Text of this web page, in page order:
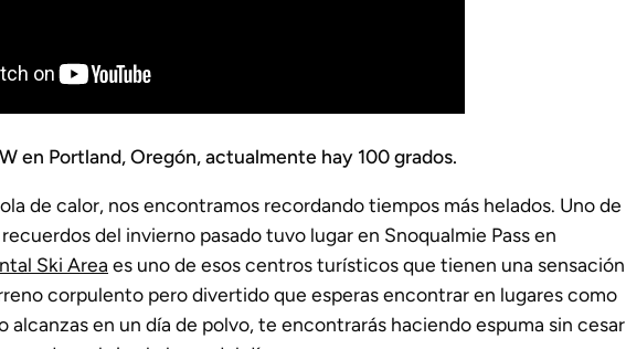
en Portland, Oregón, actualmente hay 100 grados.
de calor, nos encontramos recordando tiempos más helados. Uno de
del invierno pasado tuvo lugar en Snoqualmie Pass en
Ski Area es uno de esos centros turísticos que tienen una sensación
corpulento pero divertido que esperas encontrar en lugares como
alcanzas en un día de polvo, te encontrarás haciendo espuma sin cesar